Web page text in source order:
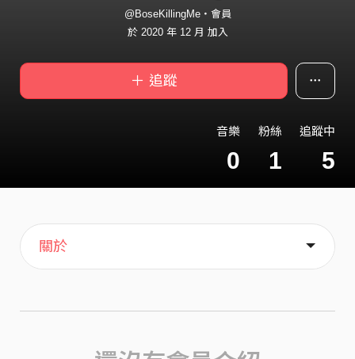
@BoseKillingMe・會員
於 2020 年 12 月 加入
＋ 追蹤
音樂
0
粉絲
1
追蹤中
5
主頁
歌單
喜歡
關於